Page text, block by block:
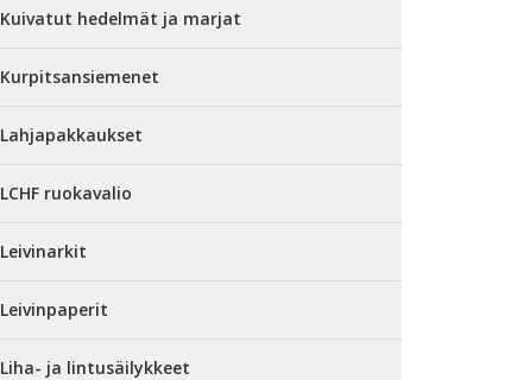
Kuivatut hedelmät ja marjat
Kurpitsansiemenet
Lahjapakkaukset
LCHF ruokavalio
Leivinarkit
Leivinpaperit
Liha- ja lintusäilykkeet